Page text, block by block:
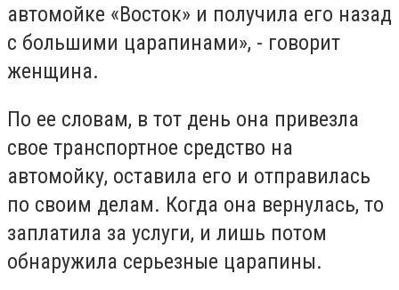
автомойке «Восток» и получила его назад
с большими царапинами», - говорит
женщина.
По ее словам, в тот день она привезла
свое транспортное средство на
автомойку, оставила его и отправилась
по своим делам. Когда она вернулась, то
заплатила за услуги, и лишь потом
обнаружила серьезные царапины.